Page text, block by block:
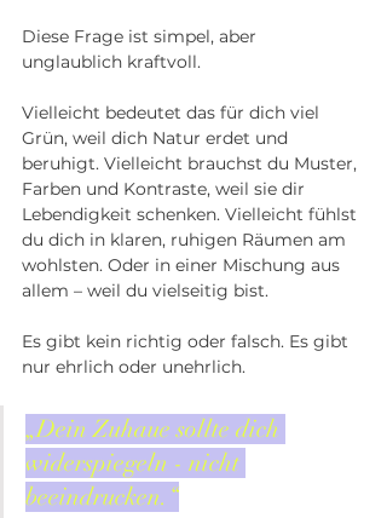
Diese Frage ist simpel, aber
unglaublich kraftvoll.
Vielleicht bedeutet das für dich viel
Grün, weil dich Natur erdet und
beruhigt. Vielleicht brauchst du Muster,
Farben und Kontraste, weil sie dir
Lebendigkeit schenken. Vielleicht fühlst
du dich in klaren, ruhigen Räumen am
wohlsten. Oder in einer Mischung aus
allem – weil du vielseitig bist.
Es gibt kein richtig oder falsch. Es gibt
nur ehrlich oder unehrlich.
„Dein Zuhaue sollte dich
widerspiegeln - nicht
beeindrucken.“